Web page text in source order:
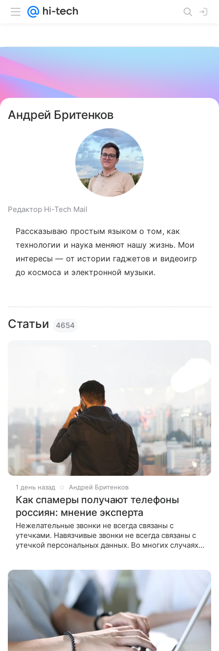
Андрей Бритенков
Редактор Hi-Tech Mail
Рассказываю простым языком о том, как
технологии и наука меняют нашу жизнь. Мои
интересы — от истории гаджетов и видеоигр
до космоса и электронной музыки.
Статьи 4654
1 день назад Андрей Бритенков
Как спамеры получают телефоны
россиян: мнение эксперта
Нежелательные звонки не всегда связаны с
утечками. Навязчивые звонки не всегда связаны с
утечкой персональных данных. Во многих случаях